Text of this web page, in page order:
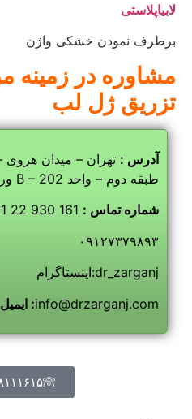
لابیاپلاستی
برطرف نمودن خشکی واژن
مشاوره در زمینه
تزریق ژل لب
آدرس : تهران – میدان
ورودی B – طبقه دوم – واحد 202
شماره تماس :
۰۹۱۲۷۳۷۹۸۹۳
اینستاگرام:dr_zarganj
ایمیل :info@drzarganj.com
۰۲۱-